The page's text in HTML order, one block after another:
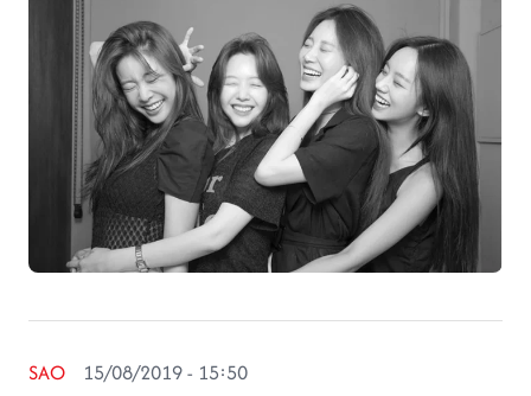
SAO 15/08/2019 - 15:50